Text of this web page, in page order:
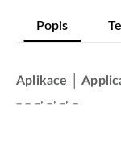
Popis
Aplikace │
_ _ _, _, _, _